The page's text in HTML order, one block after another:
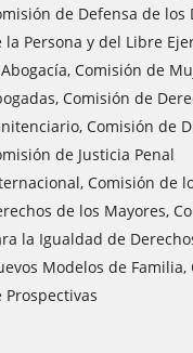
de Defensa de los
la Persona y del Libre
Comisión de
Comisión de
Comisión de
de Justicia Penal
Comisión de
de los Mayores,
la Igualdad de
Modelos de Familia,
Prospectivas